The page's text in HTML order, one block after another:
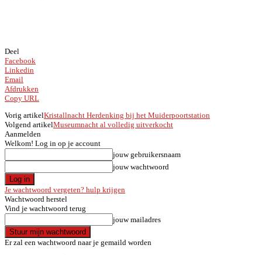
Deel
Facebook
Linkedin
Email
Afdrukken
Copy URL
Vorig artikelKristallnacht Herdenking bij het Muiderpoortstation
Volgend artikelMuseumnacht al volledig uitverkocht
Aanmelden
Welkom! Log in op je account
jouw gebruikersnaam
jouw wachtwoord
Je wachtwoord vergeten? hulp krijgen
Wachtwoord herstel
Vind je wachtwoord terug
jouw mailadres
Er zal een wachtwoord naar je gemaild worden